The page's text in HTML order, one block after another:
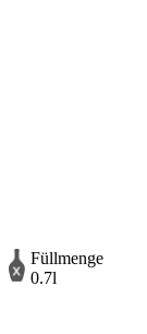
Füllmenge
0.7l